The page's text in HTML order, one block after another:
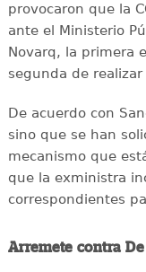
provocaron que la
ante el Ministerio
Novarq, la primera
segunda de
De acuerdo con
sino que se han
mecanismo que
que la exministra
correspondientes
Arremete contra De